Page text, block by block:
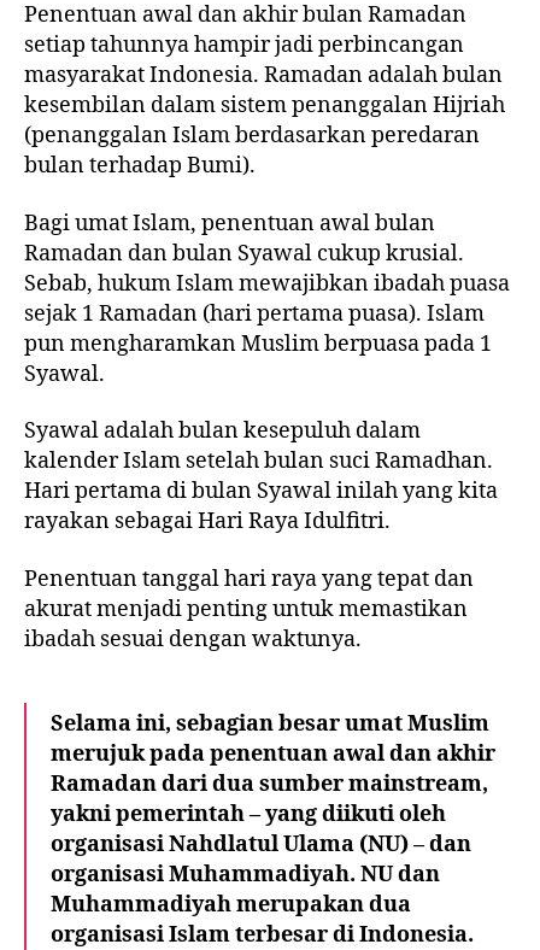
Penentuan awal dan akhir bulan Ramadan
setiap tahunnya hampir jadi perbincangan
masyarakat Indonesia. Ramadan adalah bulan
kesembilan dalam sistem penanggalan Hijriah
(penanggalan Islam berdasarkan peredaran
bulan terhadap Bumi).
Bagi umat Islam, penentuan awal bulan
Ramadan dan bulan Syawal cukup krusial.
Sebab, hukum Islam mewajibkan ibadah puasa
sejak 1 Ramadan (hari pertama puasa). Islam
pun mengharamkan Muslim berpuasa pada 1
Syawal.
Syawal adalah bulan kesepuluh dalam
kalender Islam setelah bulan suci Ramadhan.
Hari pertama di bulan Syawal inilah yang kita
rayakan sebagai Hari Raya Idulfitri.
Penentuan tanggal hari raya yang tepat dan
akurat menjadi penting untuk memastikan
ibadah sesuai dengan waktunya.
Selama ini, sebagian besar umat Muslim
merujuk pada penentuan awal dan akhir
Ramadan dari dua sumber mainstream,
yakni pemerintah – yang diikuti oleh
organisasi Nahdlatul Ulama (NU) – dan
organisasi Muhammadiyah. NU dan
Muhammadiyah merupakan dua
organisasi Islam terbesar di Indonesia.